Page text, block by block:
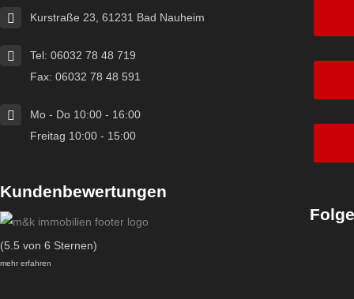
Kurstraße 23, 61231 Bad Nauheim
Tel: 06032 78 48 719
Fax: 06032 78 48 591
Mo - Do 10:00 - 16:00
Freitag 10:00 - 15:00
Kundenbewertungen
(5.5 von 6 Sternen)
mehr erfahren